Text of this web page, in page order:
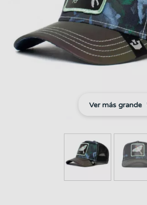
Ver más grande